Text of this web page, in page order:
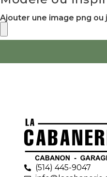
Ajouter une image png ou
(514) 445-9047